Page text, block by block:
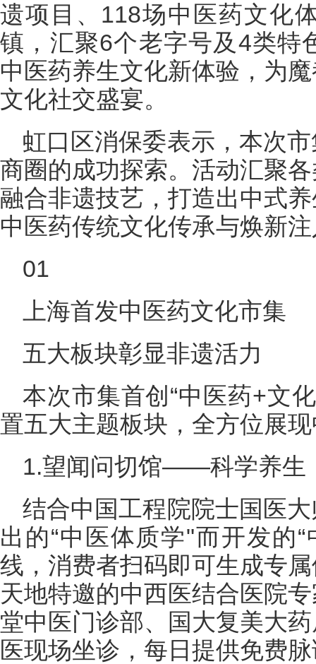
遗项目、118场中医药文化
镇，汇聚6个老字号及4类特
中医药养生文化新体验，为
文化社交盛宴。
虹口区消保委表示，本次
商圈的成功探索。活动汇聚
融合非遗技艺，打造出中式
中医药传统文化传承与焕新
01
上海首发中医药文化市集
五大板块彰显非遗活力
本次市集首创“中医药+文
置五大主题板块，全方位展
1.望闻问切馆——科学养生
结合中国工程院院士国医
出的“中医体质学"而开发的
线，消费者扫码即可生成专
天地特邀的中西医结合医院
堂中医门诊部、国大复美大
医现场坐诊，每日提供免费